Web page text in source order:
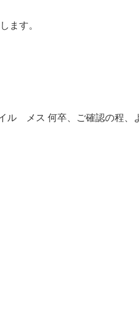
ます。
メス 何卒、ご確認の程、